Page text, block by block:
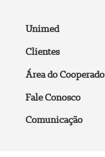
Unimed
Clientes
Área do Cooperado
Fale Conosco
Comunicação